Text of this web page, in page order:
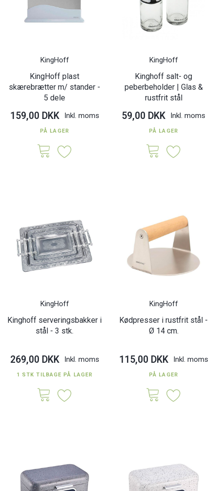
KingHoff
KingHoff plast
skærebrætter m/ stander -
5 dele
159,00 DKK Inkl. moms
PÅ LAGER
KingHoff
Kinghoff salt- og
peberbeholder | Glas &
rustfrit stål
59,00 DKK Inkl. moms
PÅ LAGER
KingHoff
Kinghoff serveringsbakker i
stål - 3 stk.
269,00 DKK Inkl. moms
1 STK TILBAGE PÅ LAGER
KingHoff
Kødpresser i rustfrit stål -
Ø 14 cm.
115,00 DKK Inkl. moms
PÅ LAGER